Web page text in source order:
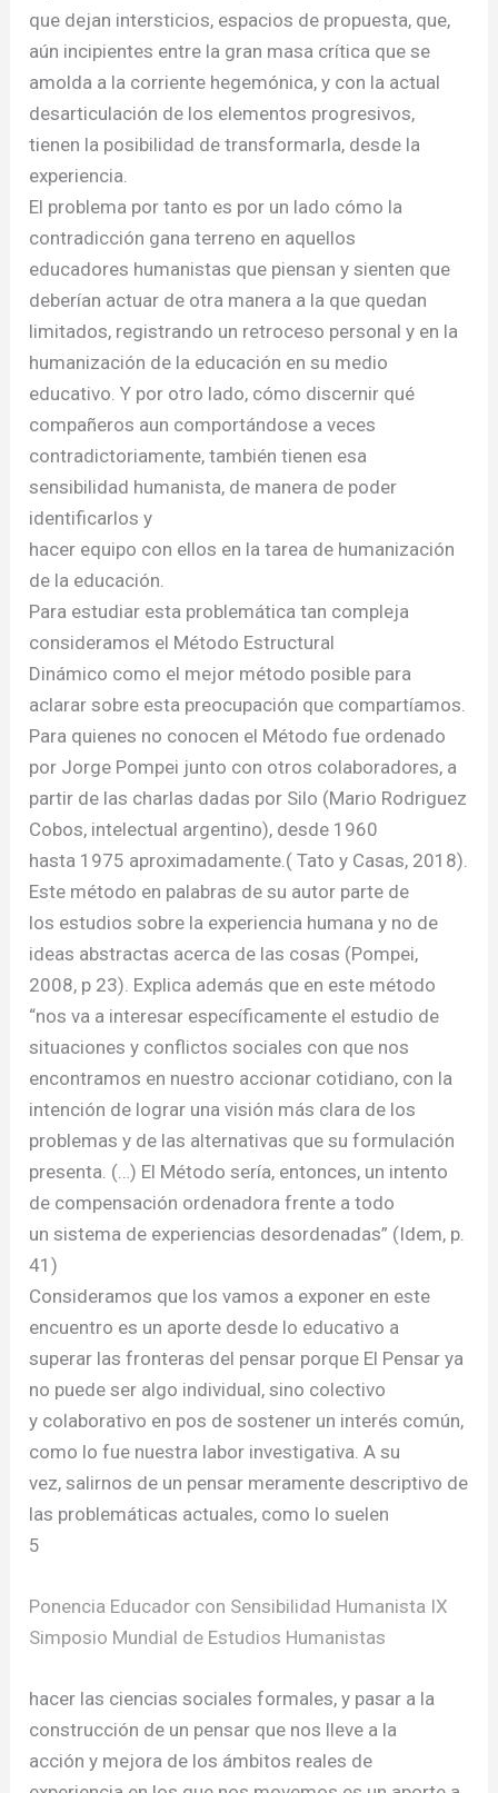
que dejan intersticios, espacios de propuesta, que,
aún incipientes entre la gran masa crítica que se
amolda a la corriente hegemónica, y con la actual
desarticulación de los elementos progresivos,
tienen la posibilidad de transformarla, desde la
experiencia.
El problema por tanto es por un lado cómo la
contradicción gana terreno en aquellos
educadores humanistas que piensan y sienten que
deberían actuar de otra manera a la que quedan
limitados, registrando un retroceso personal y en la
humanización de la educación en su medio
educativo. Y por otro lado, cómo discernir qué
compañeros aun comportándose a veces
contradictoriamente, también tienen esa
sensibilidad humanista, de manera de poder
identificarlos y
hacer equipo con ellos en la tarea de humanización
de la educación.
Para estudiar esta problemática tan compleja
consideramos el Método Estructural
Dinámico como el mejor método posible para
aclarar sobre esta preocupación que compartíamos.
Para quienes no conocen el Método fue ordenado
por Jorge Pompei junto con otros colaboradores, a
partir de las charlas dadas por Silo (Mario Rodriguez
Cobos, intelectual argentino), desde 1960
hasta 1975 aproximadamente.( Tato y Casas, 2018).
Este método en palabras de su autor parte de
los estudios sobre la experiencia humana y no de
ideas abstractas acerca de las cosas (Pompei,
2008, p 23). Explica además que en este método
“nos va a interesar específicamente el estudio de
situaciones y conflictos sociales con que nos
encontramos en nuestro accionar cotidiano, con la
intención de lograr una visión más clara de los
problemas y de las alternativas que su formulación
presenta. (…) El Método sería, entonces, un intento
de compensación ordenadora frente a todo
un sistema de experiencias desordenadas” (Idem, p.
41)
Consideramos que los vamos a exponer en este
encuentro es un aporte desde lo educativo a
superar las fronteras del pensar porque El Pensar ya
no puede ser algo individual, sino colectivo
y colaborativo en pos de sostener un interés común,
como lo fue nuestra labor investigativa. A su
vez, salirnos de un pensar meramente descriptivo de
las problemáticas actuales, como lo suelen
5
Ponencia Educador con Sensibilidad Humanista IX
Simposio Mundial de Estudios Humanistas
hacer las ciencias sociales formales, y pasar a la
construcción de un pensar que nos lleve a la
acción y mejora de los ámbitos reales de